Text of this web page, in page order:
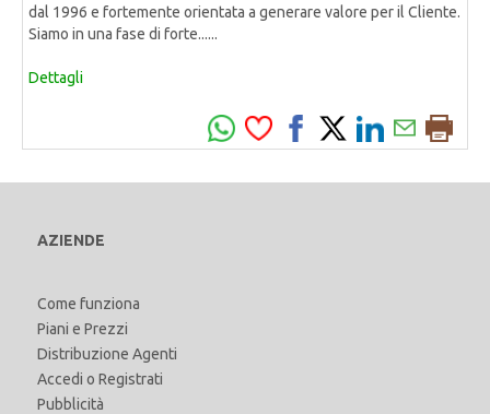
dal 1996 e fortemente orientata a generare valore per il Cliente.
Siamo in una fase di forte......
Dettagli
AZIENDE
Come funziona
Piani e Prezzi
Distribuzione Agenti
Accedi o Registrati
Pubblicità